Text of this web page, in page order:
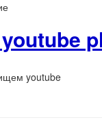
youtube